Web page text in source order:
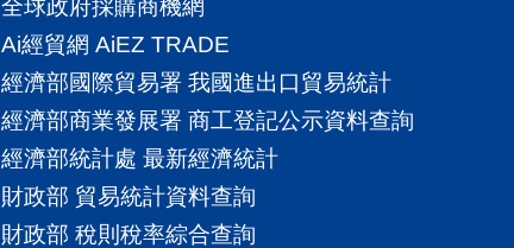
全球政府採購商機網
Ai經貿網 AiEZ TRADE
經濟部國際貿易署 我國進出口貿易統計
經濟部商業發展署 商工登記公示資料查詢
經濟部統計處 最新經濟統計
財政部 貿易統計資料查詢
財政部 稅則稅率綜合查詢